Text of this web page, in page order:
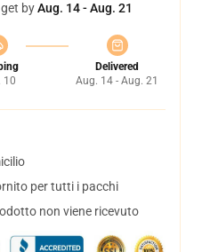
byAug. 14 - Aug. 21
10
Delivered
Aug. 14 - Aug. 21
per tutti i pacchi
non viene ricevuto